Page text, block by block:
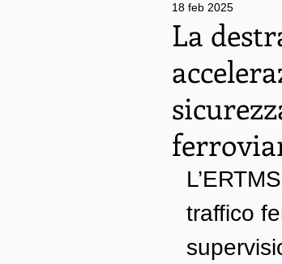
La
18 feb 2025
traffico